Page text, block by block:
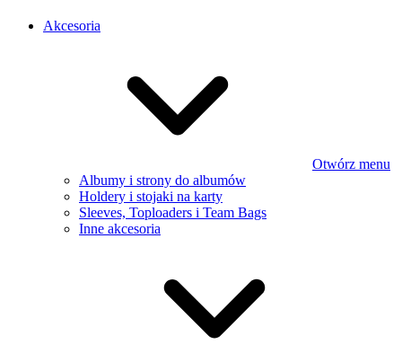
Akcesoria
Otwórz menu
Albumy i strony do albumów
Holdery i stojaki na karty
Sleeves, Toploaders i Team Bags
Inne akcesoria